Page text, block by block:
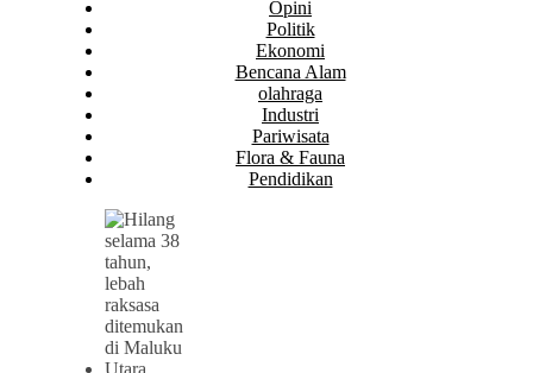
Opini
Politik
Ekonomi
Bencana Alam
olahraga
Industri
Pariwisata
Flora & Fauna
Pendidikan